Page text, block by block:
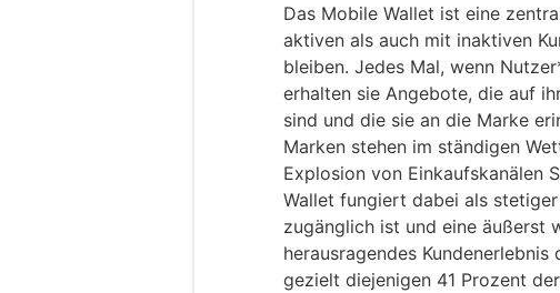
Das Mobile Wallet ist eine
aktiven als auch mit inaktiven
bleiben. Jedes Mal, wenn
erhalten sie Angebote, die auf
sind und die sie an die Marke
Marken stehen im ständigen
Explosion von Einkaufskanälen
Wallet fungiert dabei als
zugänglich ist und eine äußerst
herausragendes
gezielt diejenigen 41 Prozent